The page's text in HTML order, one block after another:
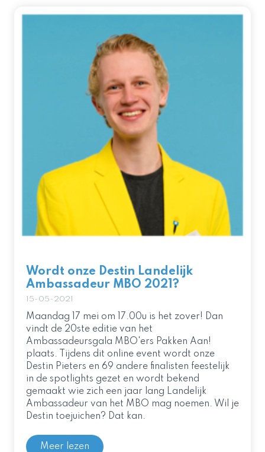
Wordt onze Destin Landelijk
Ambassadeur MBO 2021?
15-05-2021
Maandag 17 mei om 17.00u is het zover! Dan
vindt de 20ste editie van het
Ambassadeursgala MBO'ers Pakken Aan!
plaats. Tijdens dit online event wordt onze
Destin Pieters en 69 andere finalisten feestelijk
in de spotlights gezet en wordt bekend
gemaakt wie zich een jaar lang Landelijk
Ambassadeur van het MBO mag noemen. Wil je
Destin toejuichen? Dat kan.
Meer lezen